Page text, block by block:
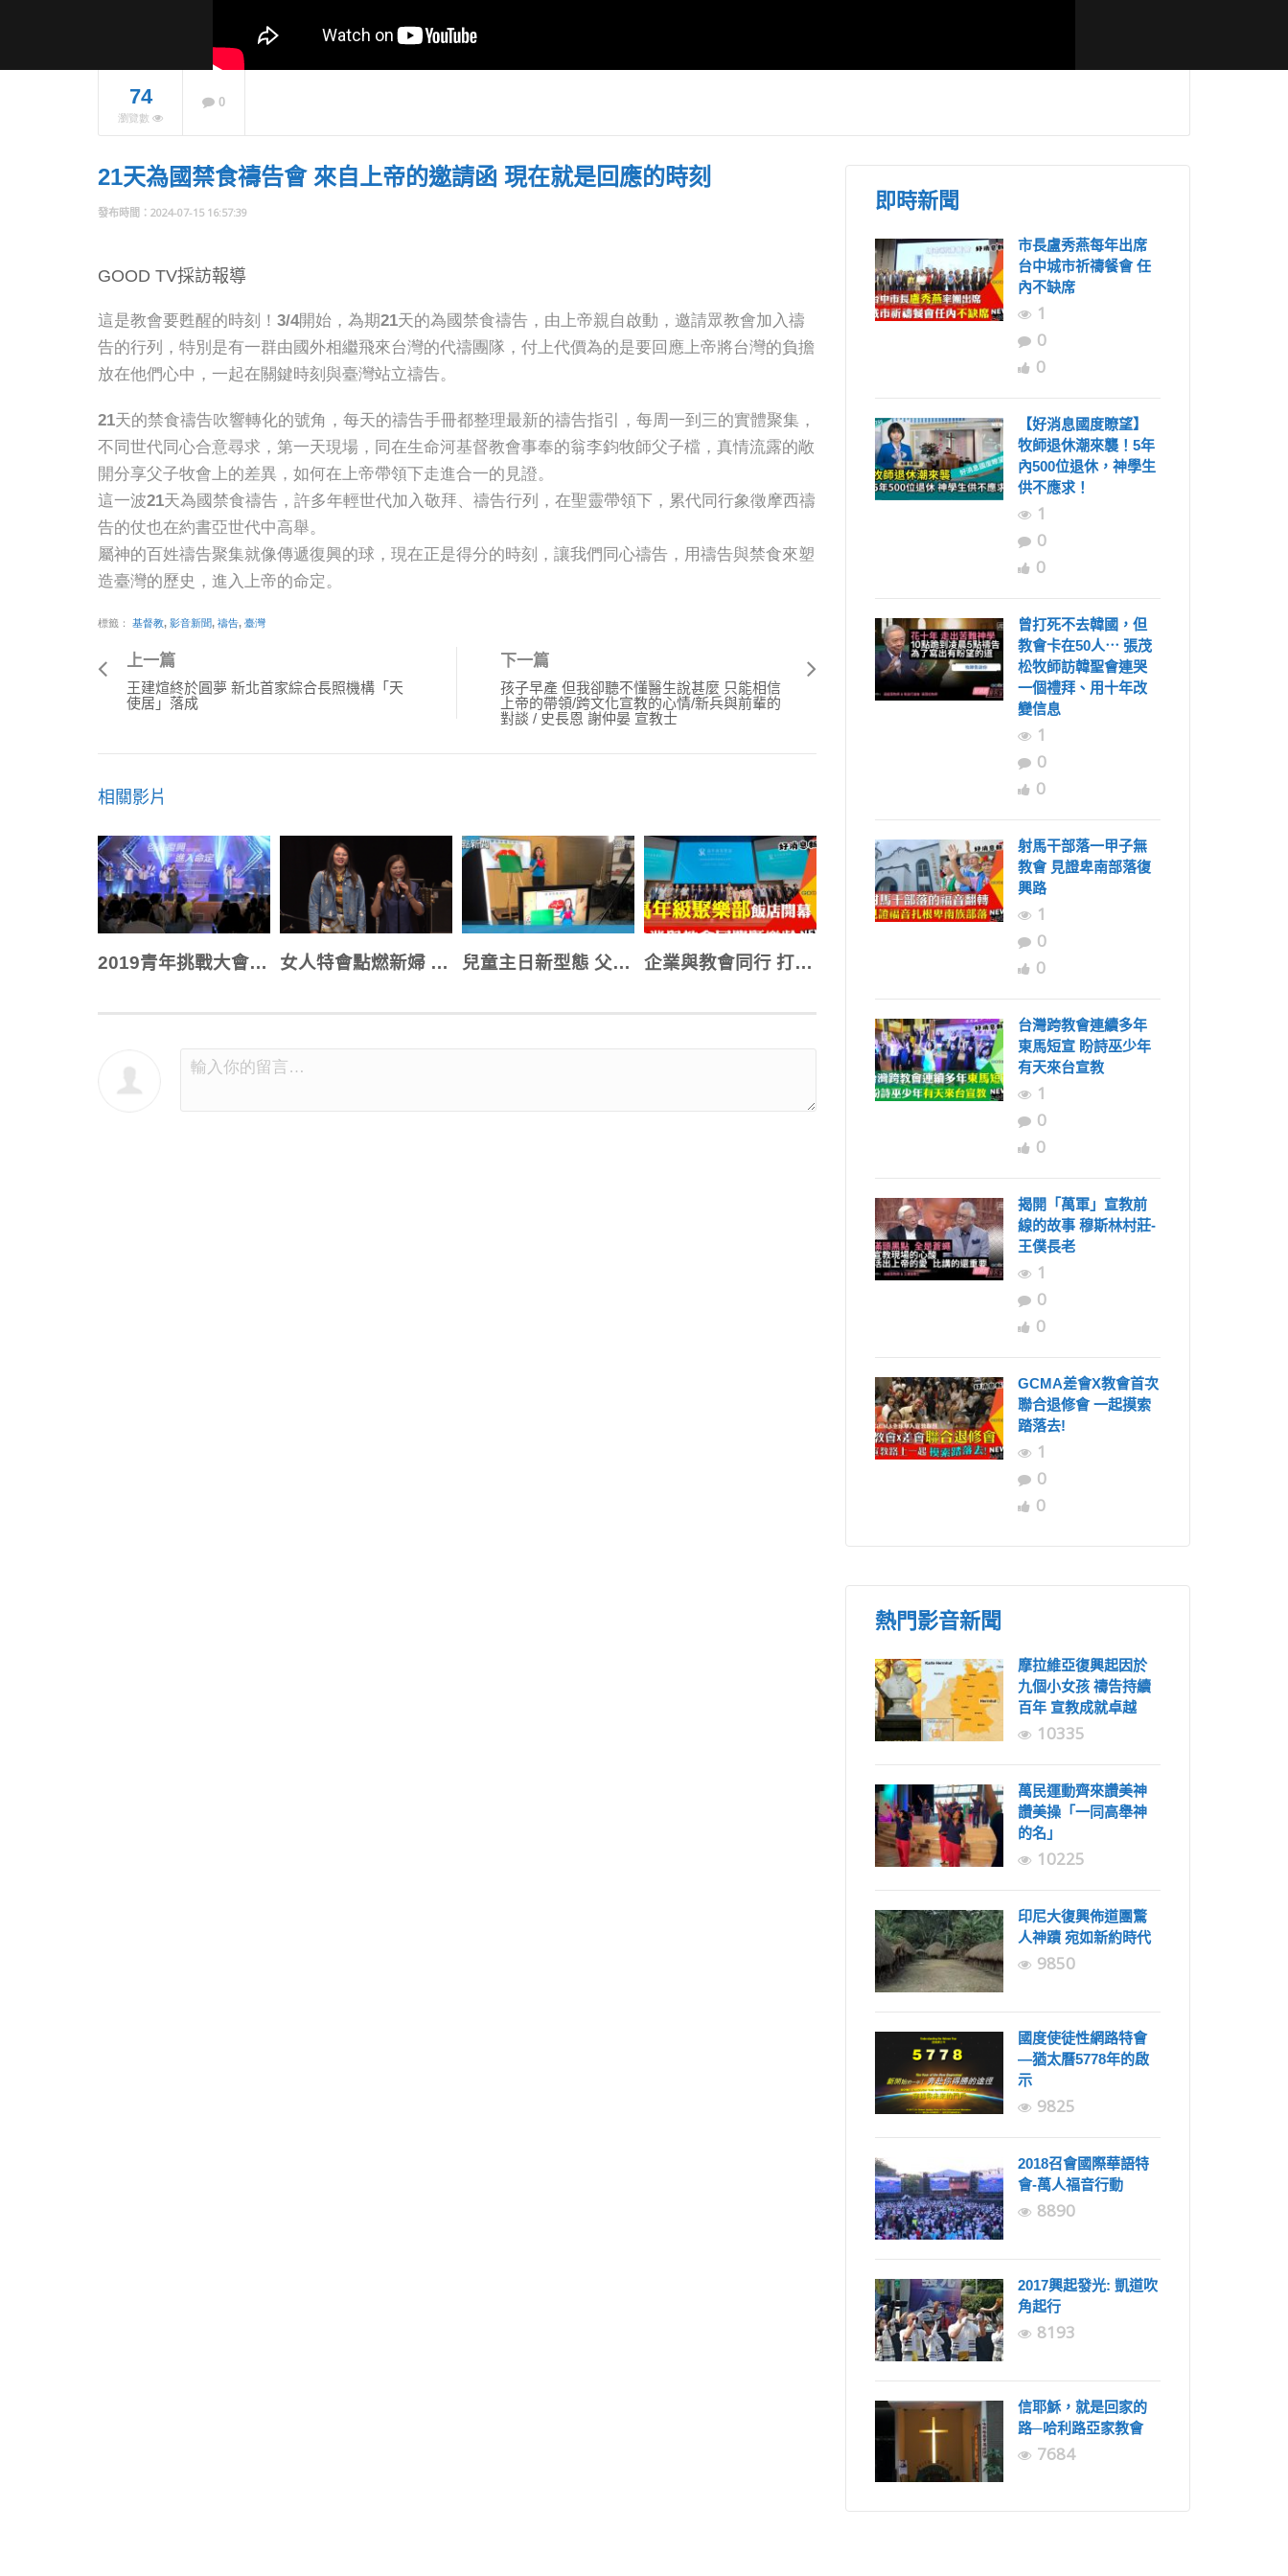
NOW PLAYING
牧師退休潮來襲！5
學生供不應求！
茂松牧師訪韓聖會連
改變信息
射馬干部落一甲子無
台灣跨教會連續多年
揭開「萬軍
74
瀏覽數
0
21天為國禁食禱告會 來自上帝的邀請函 現在就是回應的時刻
2024-07-15 16:57:39
GOOD TV採訪報導
這是教會要甦醒的時刻！3/4開始，為期21天的為國禁食禱告，由上帝親自啟動，邀請眾教會加入禱
告的行列，特別是有一群由國外相繼飛來台灣的代禱團隊，付上代價為的是要回應上帝將台灣的負擔
放在他們心中，一起在關鍵時刻與臺灣站立禱告。
21天的禁食禱告吹響轉化的號角，每天的禱告手冊都整理最新的禱告指引，每周一到三的實體聚集，
不同世代同心合意尋求，第一天現場，同在生命河基督教會事奉的翁李鈞牧師父子檔，真情流露的敞
開分享父子牧會上的差異，如何在上帝帶領下走進合一的見證。
這一波21天為國禁食禱告，許多年輕世代加入敬拜、禱告行列，在聖靈帶領下，累代同行象徵摩西禱
告的仗也在約書亞世代中高舉。
屬神的百姓禱告聚集就像傳遞復興的球，現在正是得分的時刻，讓我們同心禱告，用禱告與禁食來塑
造臺灣的歷史，進入上帝的命定。
標籤： 基督教, 影音新聞, 禱告, 臺灣
上一篇
王建煊終於圓夢 新北首家綜合長照機構「天
使居」落成
下一篇
孩子早產 但我卻聽不懂醫生說甚麼 只能相信
上帝的帶領/跨文化宣教的心情/新兵與前輩的
對談 / 史長恩 謝仲晏 宣教士
相關影片
2019青年挑戰大會 中生代站立 新世代興起 女人特會點燃新婦 進入國度榮耀的命定 兒童主日新型態 父母陪同享受親子崇拜 企業與教會同行 打造優質飯店式樂齡長住居所
即時新聞
市長盧秀燕每年出席
台中城市祈禱餐會 任
內不缺席
1
0
0
【好消息國度瞭望】
牧師退休潮來襲！5年
內500位退休，神學生
供不應求！
1
0
0
曾打死不去韓國，但
教會卡在50人⋯ 張茂
松牧師訪韓聖會連哭
一個禮拜、用十年改
變信息
1
0
0
射馬干部落一甲子無
教會 見證卑南部落復
興路
1
0
0
台灣跨教會連續多年
東馬短宣 盼詩巫少年
有天來台宣教
1
0
0
揭開「萬軍」宣教前
線的故事 穆斯林村莊-
王僕長老
1
0
0
GCMA差會X教會首次
聯合退修會 一起摸索
踏落去!
1
0
0
熱門影音新聞
摩拉維亞復興起因於
九個小女孩 禱告持續
百年 宣教成就卓越
10335
萬民運動齊來讚美神
讚美操「一同高舉神
的名」
10225
印尼大復興佈道團驚
人神蹟 宛如新約時代
9850
國度使徒性網路特會
—猶太曆5778年的啟
示
9825
2018召會國際華語特
會-萬人福音行動
8890
2017興起發光: 凱道吹
角起行
8193
信耶穌，就是回家的
路─哈利路亞家教會
7684